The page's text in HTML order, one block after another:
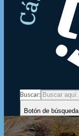
Buscar:
Botón de búsqueda